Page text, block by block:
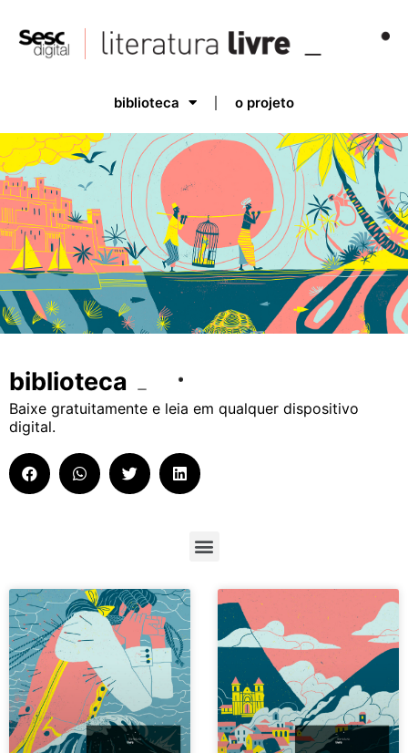
biblioteca o projeto
biblioteca
Baixe gratuitamente e leia em qualquer dispositivo
digital.